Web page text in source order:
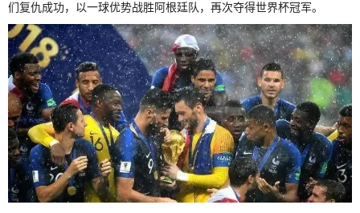
们复仇成功，以一球优势战胜阿根廷队，再次夺得世界杯冠军。